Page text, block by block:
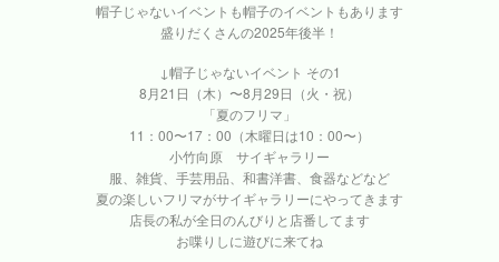
帽子じゃないイベントも帽子のイベントもあります
盛りだくさんの2025年後半！
↓帽子じゃないイベント その1
8月21日（木）〜8月29日（火・祝）
「夏のフリマ」
11：00〜17：00（木曜日は10：00〜）
小竹向原 サイギャラリー
服、雑貨、手芸用品、和書洋書、食器などなど
夏の楽しいフリマがサイギャラリーにやってきます
店長の私が全日のんびりと店番してます
お喋りしに遊びに来てね